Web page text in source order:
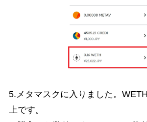
5.メタマスクに入りました。
上です。